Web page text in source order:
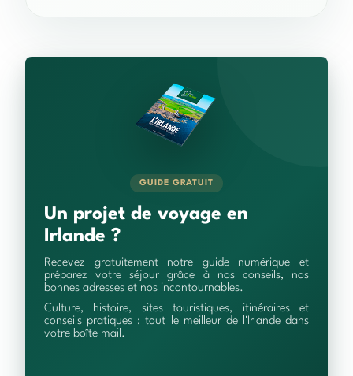
GUIDE GRATUIT
Un projet de voyage en
Irlande ?
Recevez gratuitement notre guide numérique et
préparez votre séjour grâce à nos conseils, nos
bonnes adresses et nos incontournables.
Culture, histoire, sites touristiques, itinéraires et
conseils pratiques : tout le meilleur de l'Irlande dans
votre boîte mail.